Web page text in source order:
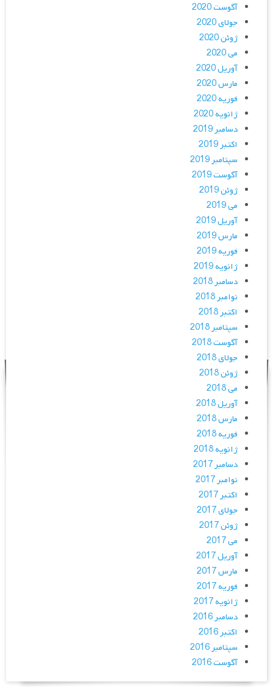
آگوست 2020
جولای 2020
ژوئن 2020
می 2020
آوریل 2020
مارس 2020
فوریه 2020
ژانویه 2020
دسامبر 2019
اکتبر 2019
سپتامبر 2019
آگوست 2019
ژوئن 2019
می 2019
آوریل 2019
مارس 2019
فوریه 2019
ژانویه 2019
دسامبر 2018
نوامبر 2018
اکتبر 2018
سپتامبر 2018
آگوست 2018
جولای 2018
ژوئن 2018
می 2018
آوریل 2018
مارس 2018
فوریه 2018
ژانویه 2018
دسامبر 2017
نوامبر 2017
اکتبر 2017
جولای 2017
ژوئن 2017
می 2017
آوریل 2017
مارس 2017
فوریه 2017
ژانویه 2017
دسامبر 2016
اکتبر 2016
سپتامبر 2016
آگوست 2016